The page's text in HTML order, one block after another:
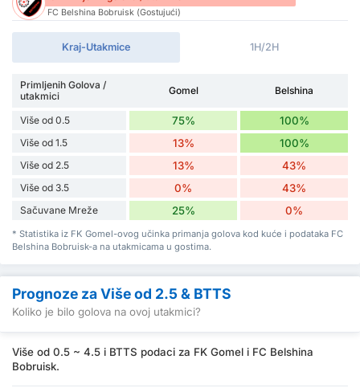
FC Belshina Bobruisk (Gostujući)
Kraj-Utakmice 1H/2H
Primljenih Golova /
utakmici
Gomel Belshina
Više od 0.5 75% 100%
Više od 1.5 13% 100%
Više od 2.5 13% 43%
Više od 3.5 0% 43%
Sačuvane Mreže 25% 0%
* Statistika iz FK Gomel-ovog učinka primanja golova kod kuće i podataka FC
Belshina Bobruisk-a na utakmicama u gostima.
Prognoze za Više od 2.5 & BTTS
Koliko je bilo golova na ovoj utakmici?
Više od 0.5 ~ 4.5 i BTTS podaci za FK Gomel i FC Belshina
Bobruisk.